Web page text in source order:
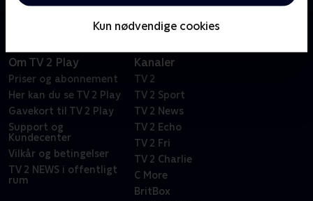
Kun nødvendige cookies
Om TV 2 Play
Priser og abonnement
Her kan du se TV 2 Play
Gavekort til TV 2 Play
Support og
Kundecenter
Vilkår og betingelser
TV 2 NEWS i offentligt
rum
Kanaler
TV 2
TV 2 Sport
TV 2 News
TV 2 Echo
TV 2 Fri
TV 2 Charlie
C More
BritBox